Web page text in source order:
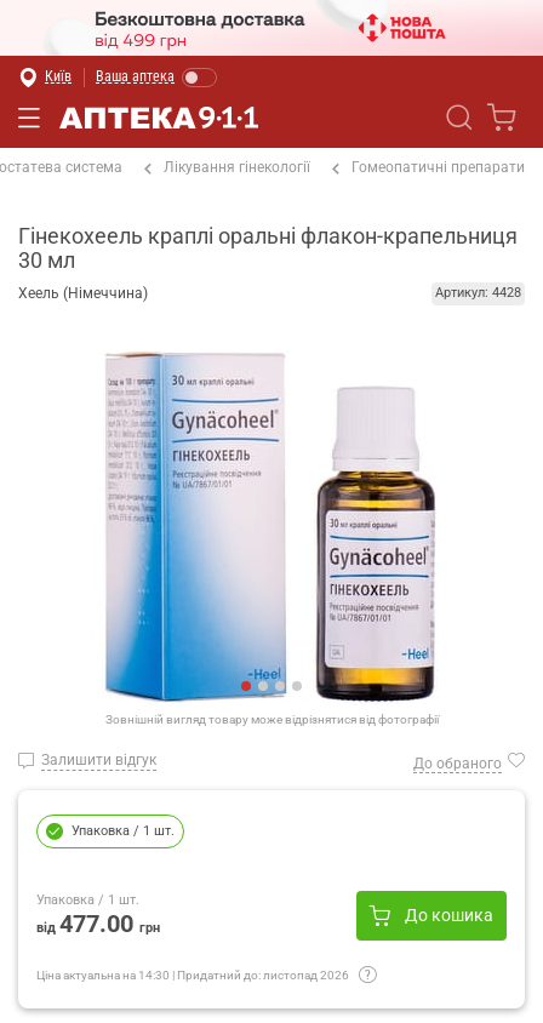
Київ Ваша аптека
система Лікування гінекології Гомеопатичні препарати
Гінекохеель краплі оральні флакон-крапельниця
30 мл
Хеель (Німеччина) Артикул: 4428
Зовнішній вигляд товару може відрізнятися від фотографії
Залишити відгук До обраного
Упаковка / 1 шт.
Упаковка / 1 шт.
від 477.00 грн
До кошика
Ціна актуальна на 14:30 | Придатний до: листопад 2026